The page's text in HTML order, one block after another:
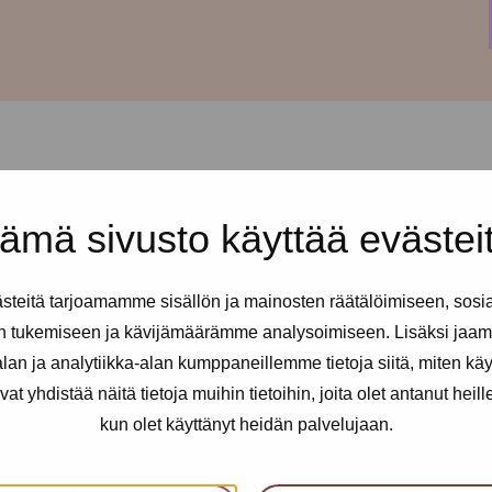
sivusto käyttää
tarjoamamme sisällön ja mainosten räätälöimiseen,
tukemiseen ja kävijämäärämme analysoimiseen. Lisäksi
ja analytiikka-alan kumppaneillemme tietoja siitä, miten
yhdistää näitä tietoja muihin tietoihin, joita olet antanut
kun olet käyttänyt heidän palvelujaan.
klo 15-19.Drop in:ssä
keskustelutukea,
koko drop in-ajan! Yllättävistä
ilmoitamme Pro-tukipisteen
kanssa mieltäsi
suosittelemme varaamaan